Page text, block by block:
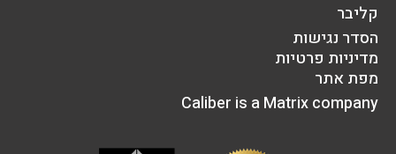
קליבר
הסדר נגישות
מדיניות פרטיות
מפת אתר
Caliber is a Matrix company